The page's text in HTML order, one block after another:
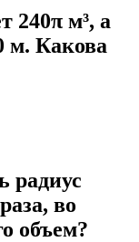
240π м³, а
м. Какова
радиус
во
объем?